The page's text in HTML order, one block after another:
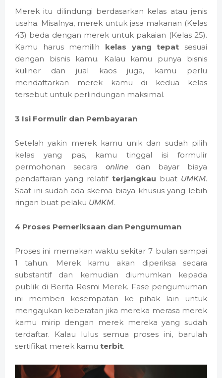
Merek itu dilindungi berdasarkan kelas atau jenis
usaha. Misalnya, merek untuk jasa makanan (Kelas
43) beda dengan merek untuk pakaian (Kelas 25).
Kamu harus memilih kelas yang tepat sesuai
dengan bisnis kamu. Kalau kamu punya bisnis
kuliner dan jual kaos juga, kamu perlu
mendaftarkan merek kamu di kedua kelas
tersebut untuk perlindungan maksimal.
3 Isi Formulir dan Pembayaran
Setelah yakin merek kamu unik dan sudah pilih
kelas yang pas, kamu tinggal isi formulir
permohonan secara onlinedan bayar biaya
pendaftaran yang relatif terjangkau buat UMKM.
Saat ini sudah ada skema biaya khusus yang lebih
ringan buat pelaku UMKM.
4 Proses Pemeriksaan dan Pengumuman
Proses ini memakan waktu sekitar 7 bulan sampai
1 tahun. Merek kamu akan diperiksa secara
substantif dan kemudian diumumkan kepada
publik di Berita Resmi Merek. Fase pengumuman
ini memberi kesempatan ke pihak lain untuk
mengajukan keberatan jika mereka merasa merek
kamu mirip dengan merek mereka yang sudah
terdaftar. Kalau lulus semua proses ini, barulah
sertifikat merek kamu terbit.